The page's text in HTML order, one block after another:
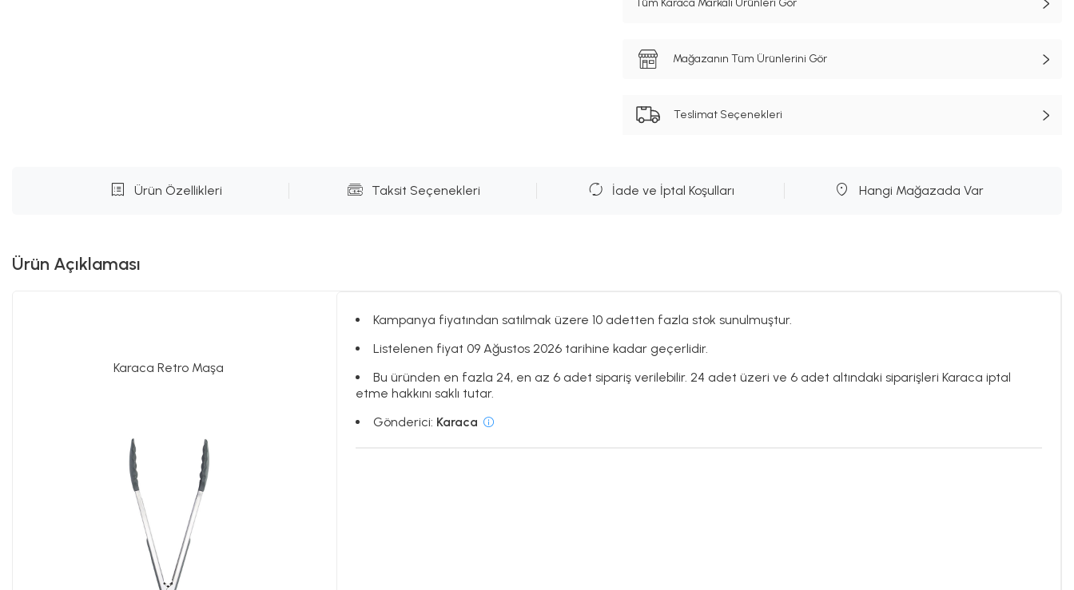
Tüm Karaca Markalı Ürünleri Gör
Mağazanın Tüm Ürünlerini Gör
Teslimat Seçenekleri
Ürün Özellikleri Taksit Seçenekleri İade ve İptal Koşulları Hangi Mağazada Var
Ürün Açıklaması
Karaca Retro Maşa
Kampanya fiyatından satılmak üzere 10 adetten fazla stok sunulmuştur.
Listelenen fiyat 09 Ağustos 2026 tarihine kadar geçerlidir.
Bu üründen en fazla 24, en az 6 adet sipariş verilebilir. 24 adet üzeri ve 6 adet altındaki siparişleri Karaca iptal
etme hakkını saklı tutar.
Gönderici: Karaca